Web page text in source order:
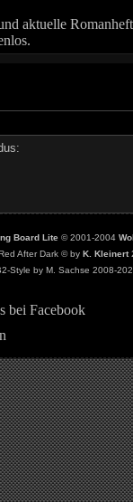
aktuelle
Board Lite© 2001-2004
After Dark © by K. Kleinert
Style by M. Sachse 2008-
bei Facebook